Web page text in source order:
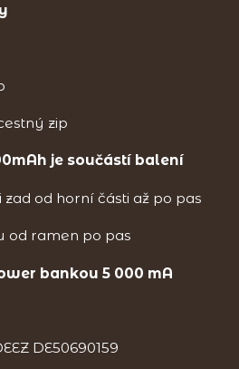
zip
je součástí balení
od horní části až po pas
od ramen po pas
bankou 5 000 mA
DE50690159